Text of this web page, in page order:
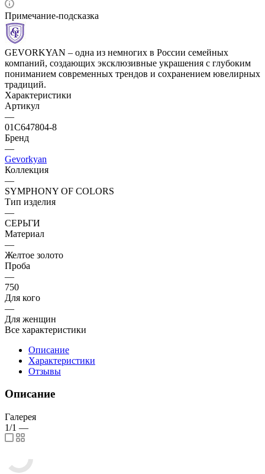
Примечание-подсказка
GEVORKYAN – одна из немногих в России семейных
компаний, создающих эксклюзивные украшения с глубоким
пониманием современных трендов и сохранением ювелирных
традиций.
Характеристики
Артикул
—
01С647804-8
Бренд
—
Gevorkyan
Коллекция
—
SYMPHONY OF COLORS
Тип изделия
—
СЕРЬГИ
Материал
—
Желтое золото
Проба
—
750
Для кого
—
Для женщин
Все характеристики
Описание
Характеристики
Отзывы
Описание
Галерея
1/1 —